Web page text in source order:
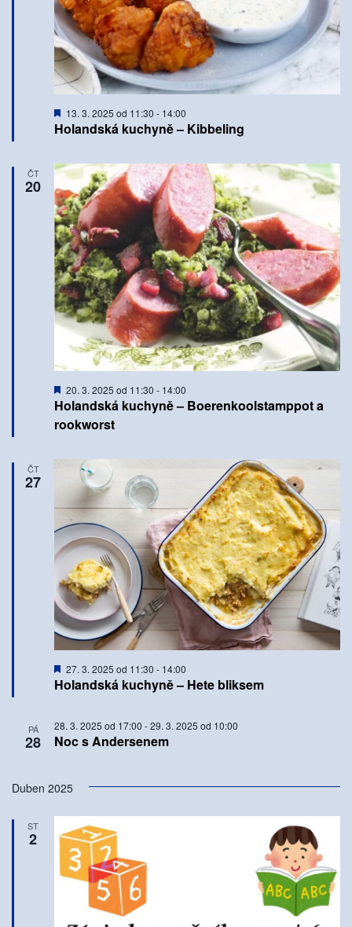
Holandská kuchyně – Kibbeling
Doporučené
13. 3. 2025 od 11:30 - 14:00
ČT
20
Holandská kuchyně – Boerenkoolstamppot a
rookworst
Doporučené
20. 3. 2025 od 11:30 - 14:00
ČT
27
Holandská kuchyně – Hete bliksem
Doporučené
27. 3. 2025 od 11:30 - 14:00
PÁ
28 Noc s Andersenem
28. 3. 2025 od 17:00 -29. 3. 2025 od 10:00
Duben 2025
ST
2